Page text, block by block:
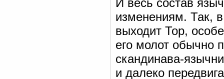
И весь состав
изменениям. Так,
выходит Тор,
его молот обычно
скандинава-
и далеко